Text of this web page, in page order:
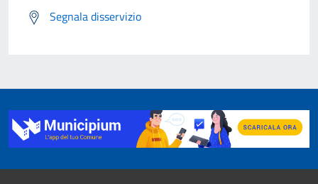
Segnala disservizio